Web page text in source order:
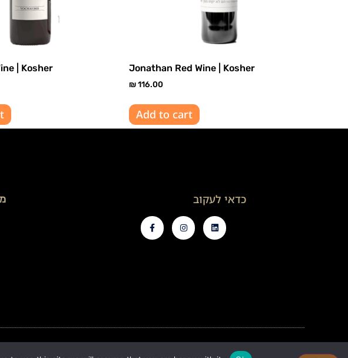
| Kosher Jonathan Red Wine | Kosher
₪116.00
Add to cart
כדאי לעקוב